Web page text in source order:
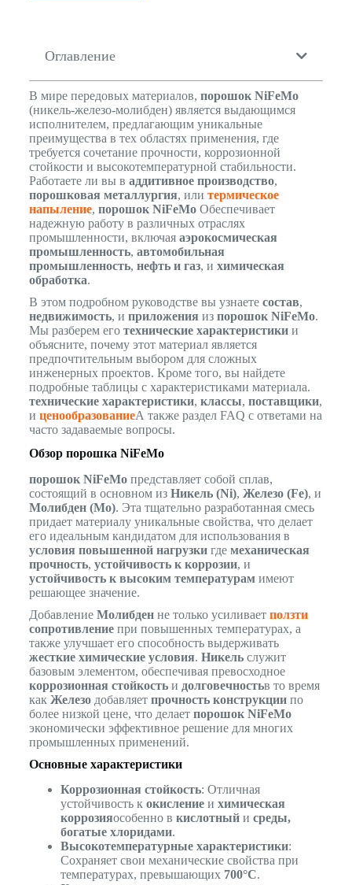
Оглавление
В мире передовых материалов, порошок NiFeMo
(никель-железо-молибден) является выдающимся
исполнителем, предлагающим уникальные
преимущества в тех областях применения, где
требуется сочетание прочности, коррозионной
стойкости и высокотемпературной стабильности.
Работаете ли вы в аддитивное производство,
порошковая металлургия, или термическое
напыление, порошок NiFeMoОбеспечивает
надежную работу в различных отраслях
промышленности, включая аэрокосмическая
промышленность, автомобильная
промышленность, нефть и газ, и химическая
обработка.
В этом подробном руководстве вы узнаете состав,
недвижимость, и приложения из порошок NiFeMo.
Мы разберем его технические характеристикии
объясните, почему этот материал является
предпочтительным выбором для сложных
инженерных проектов. Кроме того, вы найдете
подробные таблицы с характеристиками материала.
технические характеристики, классы, поставщики,
и ценообразованиеА также раздел FAQ с ответами на
часто задаваемые вопросы.
Обзор порошка NiFeMo
порошок NiFeMoпредставляет собой сплав,
состоящий в основном из Никель (Ni), Железо (Fe), и
Молибден (Mo). Эта тщательно разработанная смесь
придает материалу уникальные свойства, что делает
его идеальным кандидатом для использования в
условия повышенной нагрузкигде механическая
прочность, устойчивость к коррозии, и
устойчивость к высоким температурамимеют
решающее значение.
Добавление Молибденне только усиливает ползти
сопротивлениепри повышенных температурах, а
также улучшает его способность выдерживать
жесткие химические условия. Никельслужит
базовым элементом, обеспечивая превосходное
коррозионная стойкостьи долговечностьв то время
как Железодобавляет прочность конструкциипо
более низкой цене, что делает порошок NiFeMo
экономически эффективное решение для многих
промышленных применений.
Основные характеристики
Коррозионная стойкость: Отличная
устойчивость к окислениеи химическая
коррозияособенно в кислотныйи среды,
богатые хлоридами.
Высокотемпературные характеристики:
Сохраняет свои механические свойства при
температурах, превышающих 700°C.